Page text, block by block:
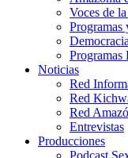
Voces de
Programas
Programas
Noticias
Red
Red
Red
Entrevistas
Producciones
Podcast